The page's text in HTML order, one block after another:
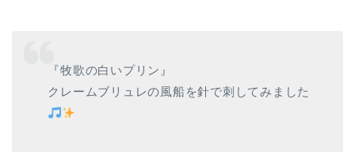
『牧歌の白いプリン』
クレームブリュレの風船を針で刺してみました